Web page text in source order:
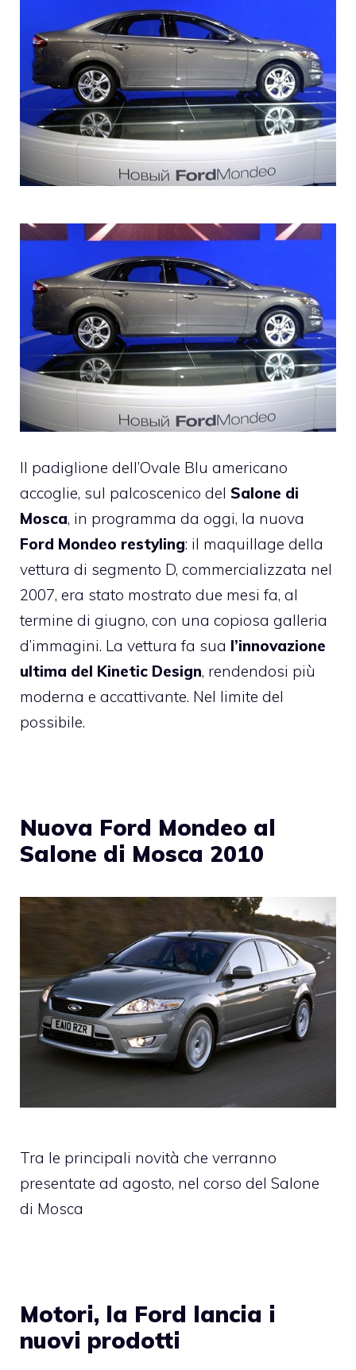
Il padiglione dell’Ovale Blu americano
accoglie, sul palcoscenico del Salone di
Mosca, in programma da oggi, la nuova
Ford Mondeo restyling: il maquillage della
vettura di segmento D, commercializzata nel
2007, era stato mostrato due mesi fa, al
termine di giugno, con una copiosa galleria
d’immagini. La vettura fa sua l’innovazione
ultima del Kinetic Design, rendendosi più
moderna e accattivante. Nel limite del
possibile.
Nuova Ford Mondeo al
Salone di Mosca 2010
Tra le principali novità che verranno
presentate ad agosto, nel corso del Salone
di Mosca
Motori, la Ford lancia i
nuovi prodotti